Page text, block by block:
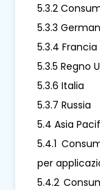
5.3.2
5.3.3
5.3.4 Francia
5.3.5 Regno
5.3.6 Italia
5.3.7 Russia
5.4 Asia
5.4.1
per
5.4.2